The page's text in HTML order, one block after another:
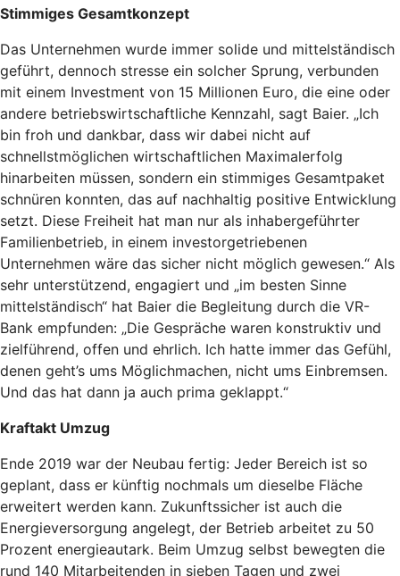
Stimmiges Gesamtkonzept
Das Unternehmen wurde immer solide und mittelständisch
geführt, dennoch stresse ein solcher Sprung, verbunden
mit einem Investment von 15 Millionen Euro, die eine oder
andere betriebswirtschaftliche Kennzahl, sagt Baier. „Ich
bin froh und dankbar, dass wir dabei nicht auf
schnellstmöglichen wirtschaftlichen Maximalerfolg
hinarbeiten müssen, sondern ein stimmiges Gesamtpaket
schnüren konnten, das auf nachhaltig positive Entwicklung
setzt. Diese Freiheit hat man nur als inhabergeführter
Familienbetrieb, in einem investor­getriebenen
Unternehmen wäre das sicher nicht möglich gewesen.“ Als
sehr unterstützend, engagiert und „im besten Sinne
mittelständisch“ hat Baier die Begleitung durch die VR-
Bank empfunden: „Die Gespräche waren konstruktiv und
zielführend, offen und ehrlich. Ich hatte immer das Gefühl,
denen geht’s ums Möglichmachen, nicht ums Einbremsen.
Und das hat dann ja auch prima geklappt.“
Kraftakt Umzug
Ende 2019 war der Neubau fertig: Jeder Bereich ist so
geplant, dass er künftig nochmals um dieselbe Fläche
erweitert werden kann. Zukunftssicher ist auch die
Energieversorgung angelegt, der Betrieb arbeitet zu 50
Prozent energieautark. Beim Umzug selbst bewegten die
rund 140 Mitarbeitenden in sieben Tagen und zwei